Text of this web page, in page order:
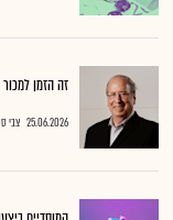
זה הזמן
25.06.2026 צבי